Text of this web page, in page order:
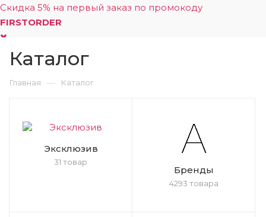
Скидка 5% на первый заказ по промокоду
FIRSTORDER
Каталог
Главная — Каталог
Эксклюзив
31 товар
Бренды
4293 товара